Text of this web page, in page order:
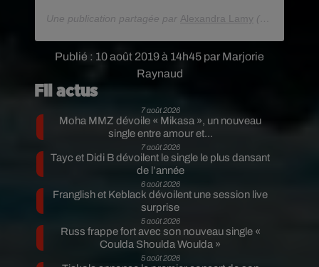
Publié : 10 août 2019 à 14h45 par Marjorie
Raynaud
Une publication partagée par Alexandra Lamy (@alexandralamyofficiel) le
Fil actus
7 août 2026
Moha MMZ dévoile « Mikasa », un nouveau
single entre amour et...
7 août 2026
Tayc et Didi B dévoilent le single le plus dansant
de l’année
6 août 2026
Franglish et Keblack dévoilent une session live
surprise
5 août 2026
Russ frappe fort avec son nouveau single «
Coulda Shoulda Woulda »
5 août 2026